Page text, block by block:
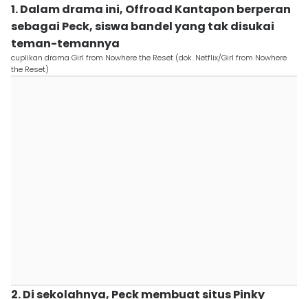
1. Dalam drama ini, Offroad Kantapon berperan
sebagai Peck, siswa bandel yang tak disukai
teman-temannya
cuplikan drama Girl from Nowhere the Reset (dok. Netflix/Girl from Nowhere
the Reset)
2. Di sekolahnya, Peck membuat situs Pinky